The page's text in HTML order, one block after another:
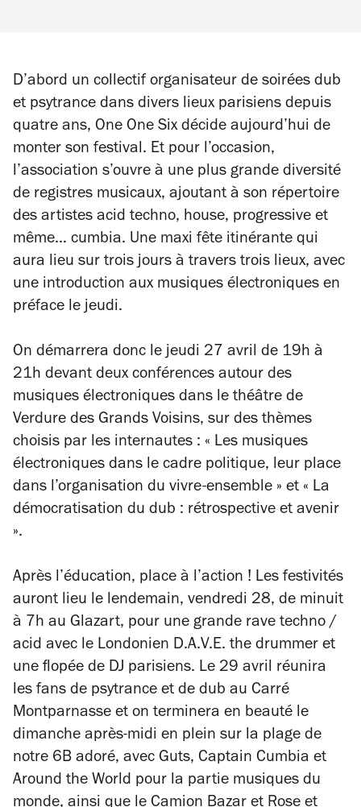
D’abord un collectif organisateur de soirées dub
et psytrance dans divers lieux parisiens depuis
quatre ans, One One Six décide aujourd’hui de
monter son festival. Et pour l’occasion,
l’association s’ouvre à une plus grande diversité
de registres musicaux, ajoutant à son répertoire
des artistes acid techno, house, progressive et
même… cumbia. Une maxi fête itinérante qui
aura lieu sur trois jours à travers trois lieux, avec
une introduction aux musiques électroniques en
préface le jeudi.
On démarrera donc le jeudi 27 avril de 19h à
21h devant deux conférences autour des
musiques électroniques dans le théâtre de
Verdure des Grands Voisins, sur des thèmes
choisis par les internautes : « Les musiques
électroniques dans le cadre politique, leur place
dans l’organisation du vivre-ensemble » et « La
démocratisation du dub : rétrospective et avenir
».
Après l’éducation, place à l’action ! Les festivités
auront lieu le lendemain, vendredi 28, de minuit
à 7h au Glazart, pour une grande rave techno /
acid avec le Londonien D.A.V.E. the drummer et
une flopée de DJ parisiens. Le 29 avril réunira
les fans de psytrance et de dub au Carré
Montparnasse et on terminera en beauté le
dimanche après-midi en plein sur la plage de
notre 6B adoré, avec Guts, Captain Cumbia et
Around the World pour la partie musiques du
monde, ainsi que le Camion Bazar et Rose et